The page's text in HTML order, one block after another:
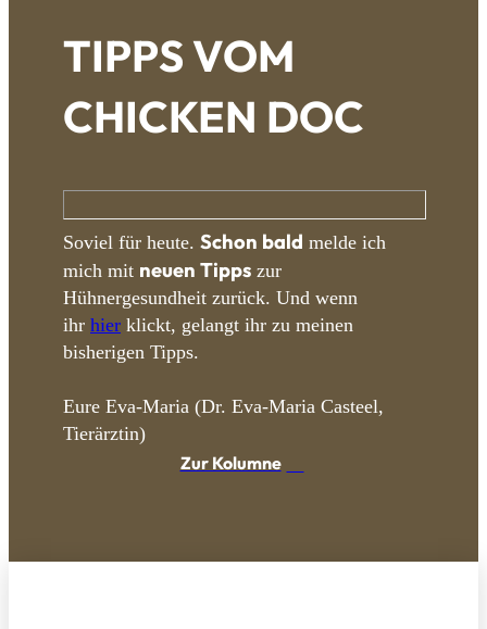
TIPPS VOM
CHICKEN DOC
Soviel für heute. Schon bald melde ich
mich mit neuen Tipps zur
Hühnergesundheit zurück. Und wenn
ihr hier klickt, gelangt ihr zu meinen
bisherigen Tipps.
Eure Eva-Maria (Dr. Eva-Maria Casteel,
Tierärztin)
Zur Kolumne